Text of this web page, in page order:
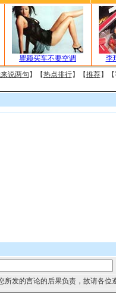
瞿颖买车不要空调
李
说两句 】【热点排行】【推荐】【
所发的言论的后果负责，故请各位